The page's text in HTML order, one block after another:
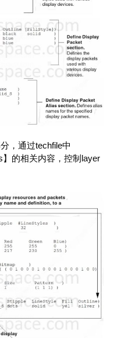
，通过techfile中
】的相关内容，控制layer